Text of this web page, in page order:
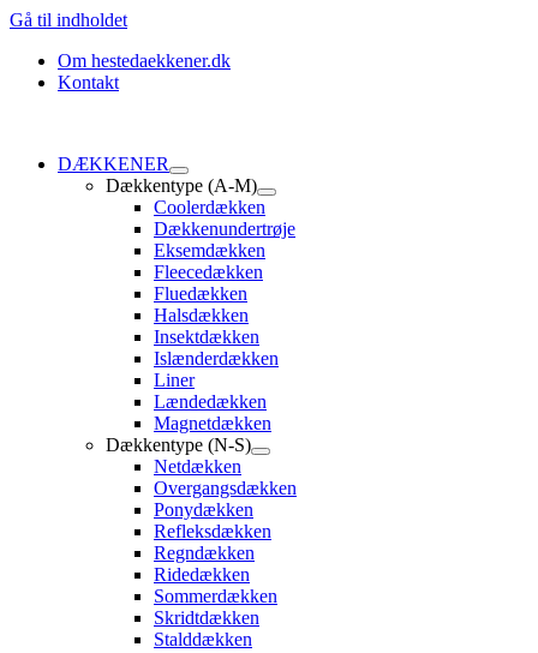
Gå til indholdet
Om hestedaekkener.dk
Kontakt
DÆKKENER
Dækkentype (A-M)
Coolerdækken
Dækkenundertrøje
Eksemdækken
Fleecedækken
Fluedækken
Halsdækken
Insektdækken
Islænderdækken
Liner
Lændedækken
Magnetdækken
Dækkentype (N-S)
Netdækken
Overgangsdækken
Ponydækken
Refleksdækken
Regndækken
Ridedækken
Sommerdækken
Skridtdækken
Stalddækken